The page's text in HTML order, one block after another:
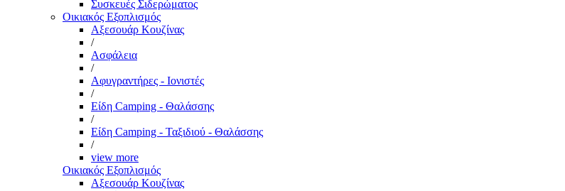
Συσκευές Σιδερώματος
Οικιακός Εξοπλισμός
Αξεσουάρ Κουζίνας
/
Ασφάλεια
/
Αφυγραντήρες - Ιονιστές
/
Είδη Camping - Θαλάσσης
/
Είδη Camping - Ταξιδιού - Θαλάσσης
/
view more
Οικιακός Εξοπλισμός
Αξεσουάρ Κουζίνας